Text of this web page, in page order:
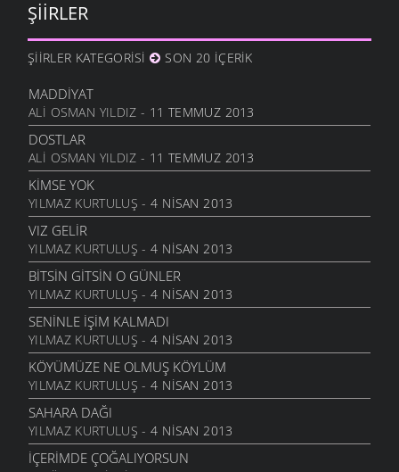
NASIL OLUR
6 MART 2006
İHTIYAR İNSAN
6 MART 2006
SEVGI ÜSTÜNE
6 MART 2006
ANLATAMADIK
6 MART 2006
GEL
6 MART 2006
ANNE
6 MART 2006
NATAŞA
6 MART 2006
ACABA
6 MART 2006
DOLUDUR
6 MART 2006
DAHASI VAR
6 MART 2006
ŞIIRLER
ŞIIRLER KATEGORISI SON 20 İÇERIK
MADDIYAT
ALI OSMAN YILDIZ - 11 TEMMUZ 2013
DOSTLAR
ALI OSMAN YILDIZ - 11 TEMMUZ 2013
KIMSE YOK
YILMAZ KURTULUŞ - 4 NISAN 2013
VIZ GELIR
YILMAZ KURTULUŞ - 4 NISAN 2013
BITSIN GITSIN O GÜNLER
YILMAZ KURTULUŞ - 4 NISAN 2013
SENINLE İŞIM KALMADI
YILMAZ KURTULUŞ - 4 NISAN 2013
KÖYÜMÜZE NE OLMUŞ KÖYLÜM
YILMAZ KURTULUŞ - 4 NISAN 2013
SAHARA DAĞI
YILMAZ KURTULUŞ - 4 NISAN 2013
İÇERIMDE ÇOĞALIYORSUN